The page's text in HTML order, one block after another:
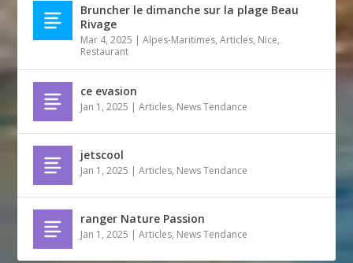
Bruncher le dimanche sur la plage Beau
Rivage
Mar 4, 2025 |Alpes-Maritimes,Articles, Nice,
Restaurant
ce evasion
Jan 1, 2025 |Articles, News Tendance
jetscool
Jan 1, 2025 |Articles, News Tendance
ranger Nature Passion
Jan 1, 2025 |Articles, News Tendance